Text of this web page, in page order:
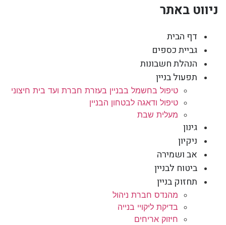
ניווט באתר
דף הבית
גביית כספים
הנהלת חשבונות
תפעול בניין
טיפול בחשמל בבניין בעזרת חברת ועד בית חיצוני
טיפול ודאגה לבטחון הבניין
מעלית שבת
גינון
ניקיון
אב ושמירה
ביטוח לבניין
תחזוק בניין
מהנדס חברת ניהול
בדיקת ליקויי בנייה
חיזוק אריחים